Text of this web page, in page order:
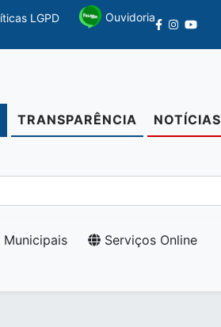
LGPD Ouvidoria
TRANSPARÊNCIA NOTÍCIAS
Municipais
Serviços Online